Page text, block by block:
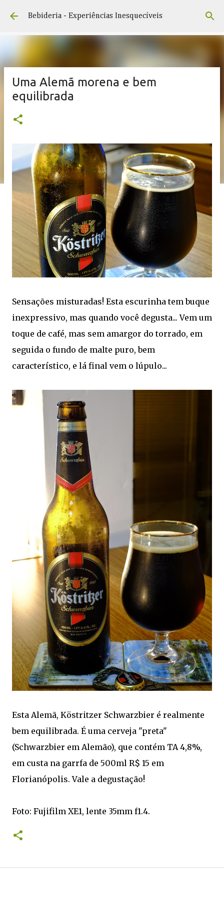
Pular para o conteúdo principal
Bebideria - Experiências Inesquecíveis
Uma Alemã morena e bem
equilibrada
Sensações misturadas! Esta escurinha tem buque
inexpressivo, mas quando você degusta... Vem um
toque de café, mas sem amargor do torrado, em
seguida o fundo de malte puro, bem
característico, e lá final vem o lúpulo...
Esta Alemã, Köstritzer Schwarzbier é realmente
bem equilibrada. É uma cerveja "preta"
(Schwarzbier em Alemão), que contém TA 4,8%,
em custa na garrfa de 500ml R$ 15 em
Florianópolis. Vale a degustação!
Foto: Fujifilm XE1, lente 35mm f1.4.